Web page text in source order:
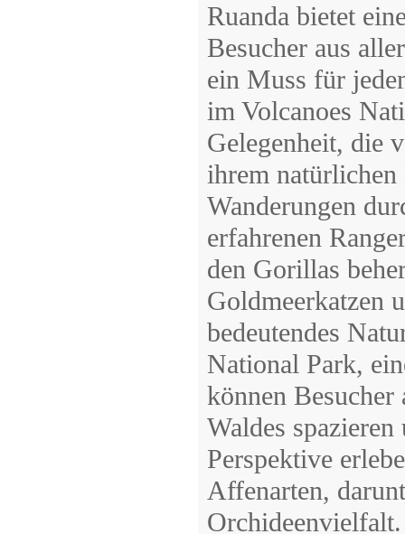
Ruanda bietet
Besucher aus
ein Muss für
im Volcanoes
Gelegenheit, die
ihrem natürlichen
Wanderungen
erfahrenen
den Gorillas
Goldmeerkatzen
bedeutendes
National Park,
können Besucher
Waldes
Perspektive
Affenarten,